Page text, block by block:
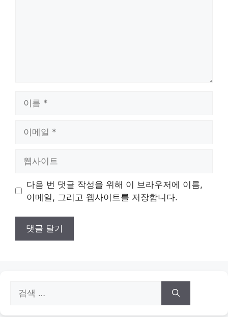
트
다음 번 댓글 작성을 위해 이 브라우저에 이름,
이메일, 그리고 웹사이트를 저장합니다.
색: